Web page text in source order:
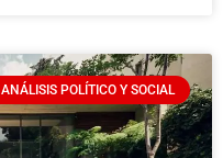
ANÁLISIS POLÍTICO Y SOCIAL